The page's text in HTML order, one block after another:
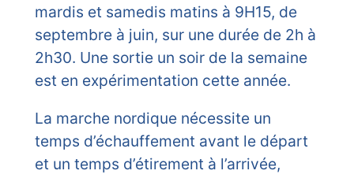
mardis et samedis matins à 9H15, de
septembre à juin, sur une durée de 2h à
2h30. Une sortie un soir de la semaine
est en expérimentation cette année.
La marche nordique nécessite un
temps d’échauffement avant le départ
et un temps d’étirement à l’arrivée,